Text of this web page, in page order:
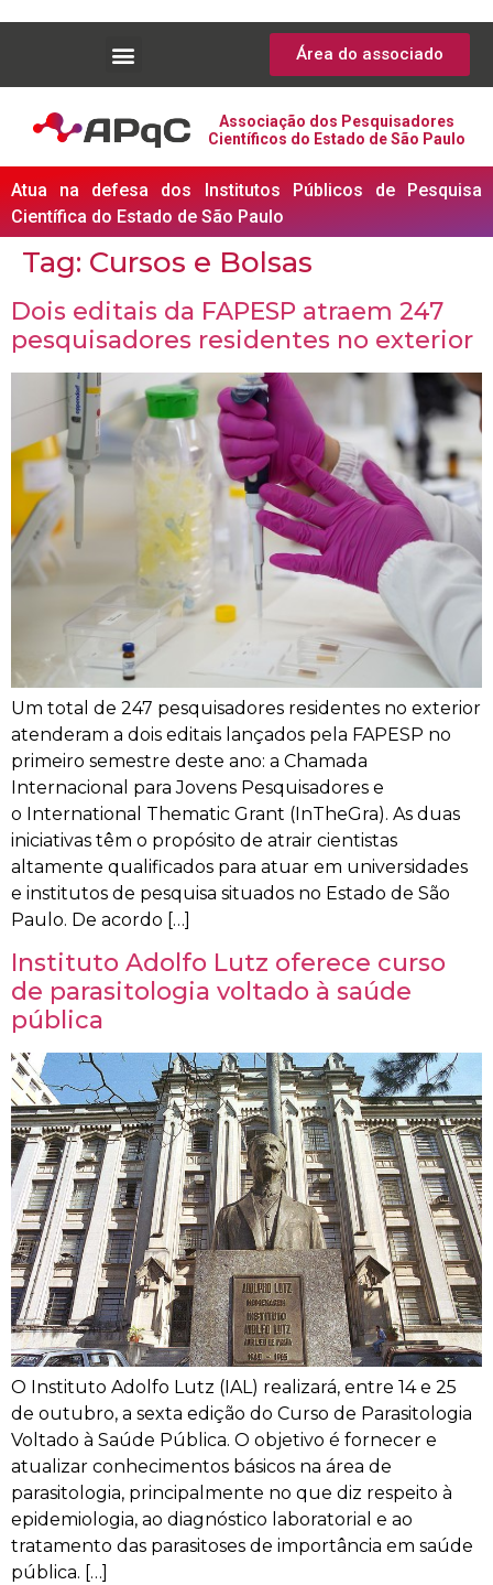
Área do associado
Associação dos Pesquisadores
Científicos do Estado de São Paulo
Atua na defesa dos Institutos Públicos de Pesquisa
Científica do Estado de São Paulo
Tag: Cursos e Bolsas
Dois editais da FAPESP atraem 247
pesquisadores residentes no exterior
Um total de 247 pesquisadores residentes no exterior
atenderam a dois editais lançados pela FAPESP no
primeiro semestre deste ano: a Chamada
Internacional para Jovens Pesquisadores e
o International Thematic Grant (InTheGra). As duas
iniciativas têm o propósito de atrair cientistas
altamente qualificados para atuar em universidades
e institutos de pesquisa situados no Estado de São
Paulo. De acordo […]
Instituto Adolfo Lutz oferece curso
de parasitologia voltado à saúde
pública
O Instituto Adolfo Lutz (IAL) realizará, entre 14 e 25
de outubro, a sexta edição do Curso de Parasitologia
Voltado à Saúde Pública. O objetivo é fornecer e
atualizar conhecimentos básicos na área de
parasitologia, principalmente no que diz respeito à
epidemiologia, ao diagnóstico laboratorial e ao
tratamento das parasitoses de importância em saúde
pública. […]